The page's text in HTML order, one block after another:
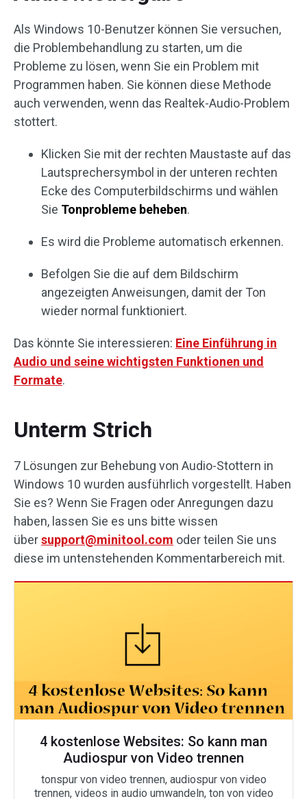
Als Windows 10-Benutzer können Sie versuchen,
die Problembehandlung zu starten, um die
Probleme zu lösen, wenn Sie ein Problem mit
Programmen haben. Sie können diese Methode
auch verwenden, wenn das Realtek-Audio-Problem
stottert.
Klicken Sie mit der rechten Maustaste auf das
Lautsprechersymbol in der unteren rechten
Ecke des Computerbildschirms und wählen
Sie Tonprobleme beheben.
Es wird die Probleme automatisch erkennen.
Befolgen Sie die auf dem Bildschirm
angezeigten Anweisungen, damit der Ton
wieder normal funktioniert.
Das könnte Sie interessieren: Eine Einführung in
Audio und seine wichtigsten Funktionen und
Formate.
Unterm Strich
7 Lösungen zur Behebung von Audio-Stottern in
Windows 10 wurden ausführlich vorgestellt. Haben
Sie es? Wenn Sie Fragen oder Anregungen dazu
haben, lassen Sie es uns bitte wissen
übersupport@minitool.com oder teilen Sie uns
diese im untenstehenden Kommentarbereich mit.
4 kostenlose Websites: So kann man
Audiospur von Video trennen
tonspur von video trennen, audiospur von video
trennen, videos in audio umwandeln, ton von video